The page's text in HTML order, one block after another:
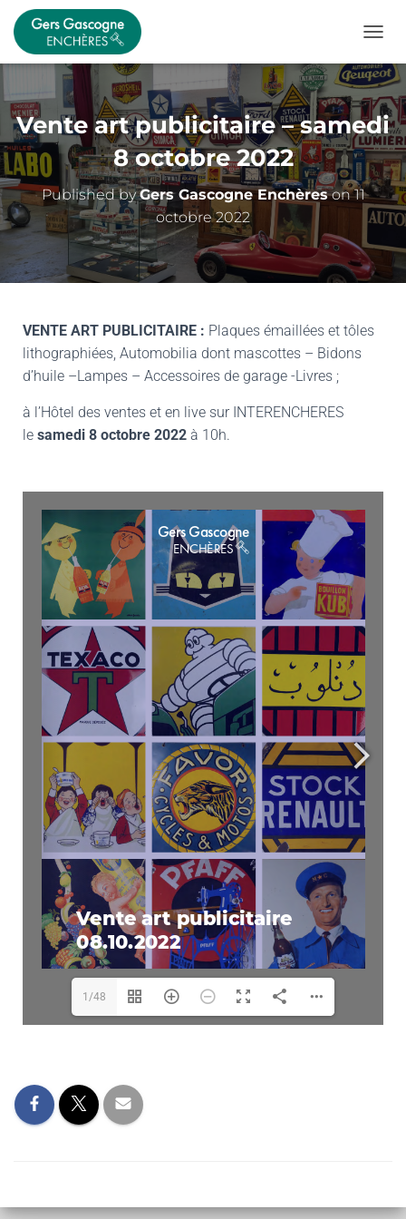
Vente art publicitaire – samedi
8 octobre 2022
Published byGers Gascogne Enchèreson11
octobre 2022
VENTE ART PUBLICITAIRE : Plaques émaillées et tôles
lithographiées, Automobilia dont mascottes – Bidons
d’huile –Lampes – Accessoires de garage -Livres ;
à l’Hôtel des ventes et en live sur INTERENCHERES
le samedi 8 octobre 2022 à 10h.
www.interencheres.com/32001
1/48